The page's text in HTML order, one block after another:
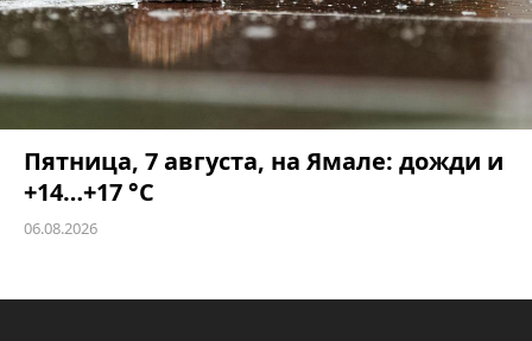
Пятница, 7 августа, на Ямале: дожди и
+14…+17 °C
06.08.2026